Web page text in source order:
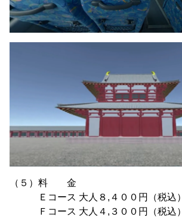
（５）料 金
Ｅコース 大人８,４００円（税込）
Ｆコース 大人４,３００円（税込）